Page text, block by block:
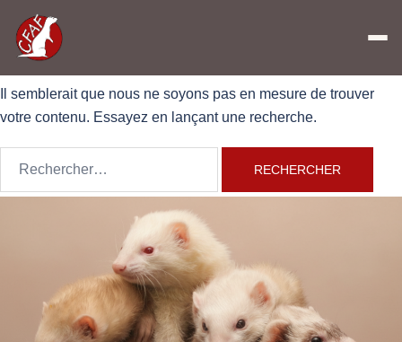
Aucun résultat
Il semblerait que nous ne soyons pas en mesure de trouver
votre contenu. Essayez en lançant une recherche.